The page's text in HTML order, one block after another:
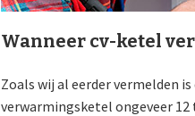
Wanneer cv-ketel
Zoals wij al eerder vermelden
verwarmingsketel ongeveer